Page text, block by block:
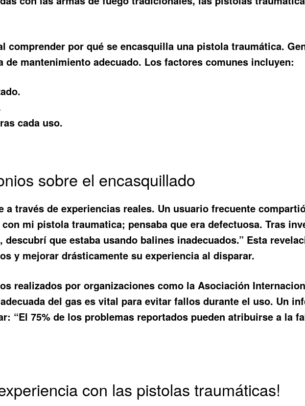
comprender por qué se encasquilla una pistola traumática.
mantenimiento adecuado. Los factores comunes incluyen:
cada uso.
sobre el encasquillado
a través de experiencias reales. Un usuario frecuente
mi pistola traumatica; pensaba que era defectuosa. Tras
, descubrí que estaba usando balines inadecuados.” Esta
y mejorar drásticamente su experiencia al disparar.
realizados por organizaciones como la Asociación
del gas es vital para evitar fallos durante el uso. Un
“El 75% de los problemas reportados pueden atribuirse a la
con las pistolas traumáticas!